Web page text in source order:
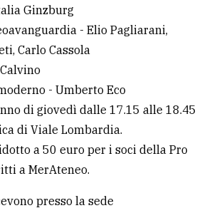
Ginzburg
- Elio Pagliarani,
Carlo Cassola
- Umberto Eco
di giovedì dalle 17.15 alle 18.45
di Viale Lombardia.
a 50 euro per i soci della Pro
a MerAteneo.
presso la sede